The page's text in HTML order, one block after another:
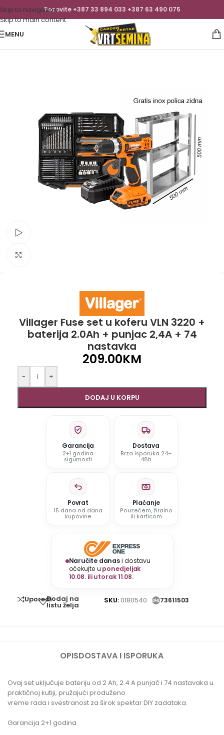
Skip to navigation
Skip to main content
Pozovite +387 33 894 033 +387 63 490 075
MENU
Villager Fuse set u koferu VLN 3220 +
baterija 2.0Ah + punjac 2,4A + 74
nastavka
209.00KM
- +
DODAJ U KORPU
Garancija
2+1 godina
sigurnosti
Dostava
Brza isporuka 24–
48h
Povrat
15 dana od dana
kupovine
Plaćanje
Pouzećem, žiralno
ili karticom
Naručite danasi dostavu
očekujte u ponedjeljak
10.08. ili utorak 11.08.
UporediDodaj na
listu želja
SKU: 0180540 73611503
OPISDOSTAVA I ISPORUKA
Ovaj set uključuje bateriju od 2 Ah, 2.4 A punjač i 74 nastavaka u
praktičnoj kutiji, pružajući produženo
vreme rada i svestranost za širok spektar DIY zadataka.
Garancija 2+1 godina